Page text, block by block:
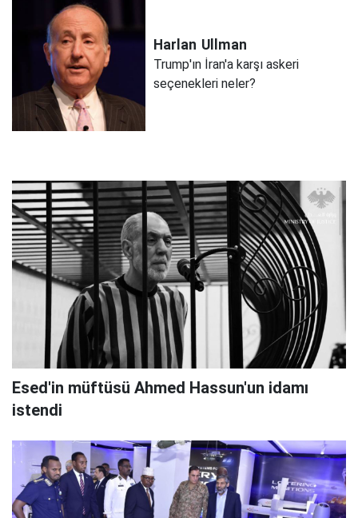
Harlan Ullman
Trump'ın İran'a karşı askeri
seçenekleri neler?
Esed'in müftüsü Ahmed Hassun'un idamı
istendi